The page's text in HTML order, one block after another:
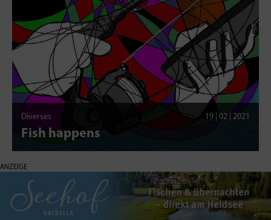
Diverses 19 | 02 | 2021
Fish happens
ANZEIGE